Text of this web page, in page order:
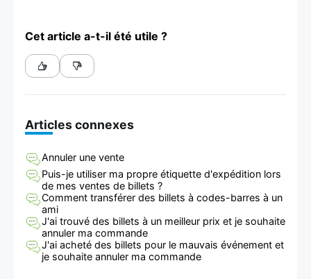
Cet article a-t-il été utile ?
Articles connexes
Annuler une vente
Puis-je utiliser ma propre étiquette d'expédition lors
de mes ventes de billets ?
Comment transférer des billets à codes-barres à un
ami
J'ai trouvé des billets à un meilleur prix et je souhaite
annuler ma commande
J'ai acheté des billets pour le mauvais événement et
je souhaite annuler ma commande